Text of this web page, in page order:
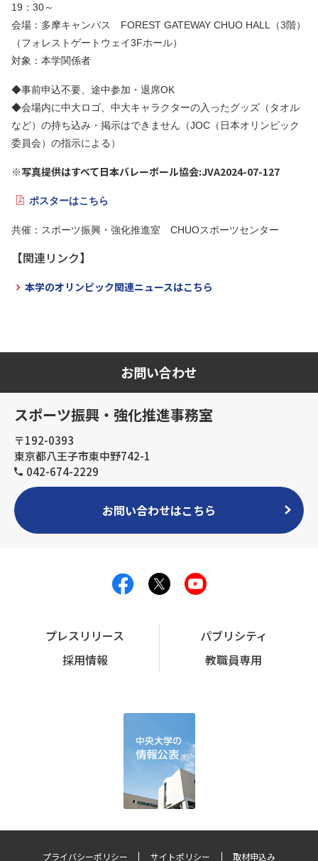
19：30～
会場：多摩キャンパス FOREST GATEWAY CHUO HALL（3階）
（フォレストゲートウェイ3Fホール）
対象：本学関係者
◆事前申込不要、途中参加・退席OK
◆会場内に中大ロゴ、中大キャラクターの入ったグッズ（タオル
など）の持ち込み・掲示はできません（JOC（日本オリンピック
委員会）の指示による）
※写真提供はすべて日本バレーボール協会:JVA2024-07-127
ポスターはこちら
共催：スポーツ振興・強化推進室 CHUOスポーツセンター
【関連リンク】
本学のオリンピック関連ニュースはこちら
お問い合わせ
スポーツ振興・強化推進事務室
〒192-0393
東京都八王子市東中野742-1
042-674-2229
お問い合わせはこちら
プレスリリース
パブリシティ
採用情報
教職員専用
プライバシーポリシー サイトポリシー 取材申込み